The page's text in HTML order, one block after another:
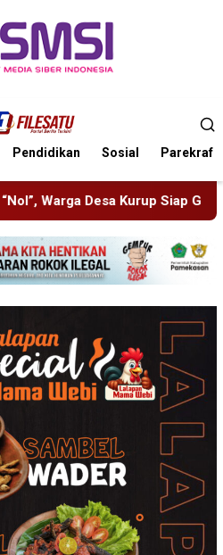
Pendidikan Sosial Parekraf
Aksi ke PT KIT